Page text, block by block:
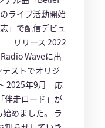
ライブ活動開始
」で配信デビュ
リリース 2022
Waveに出
ストでオリジ
2025年9月 応
伴走ロード」が
めました。 ラ